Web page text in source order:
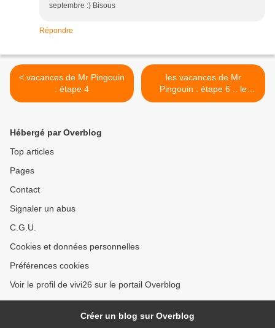
septembre :) Bisous
Répondre
< vacances de Mr Pingouin
: étape 4
les vacances de Mr
Pingouin : étape 6 .. le
Pérou >
Hébergé par Overblog
Top articles
Pages
Contact
Signaler un abus
C.G.U.
Cookies et données personnelles
Préférences cookies
Voir le profil de vivi26 sur le portail Overblog
Créer un blog sur Overblog